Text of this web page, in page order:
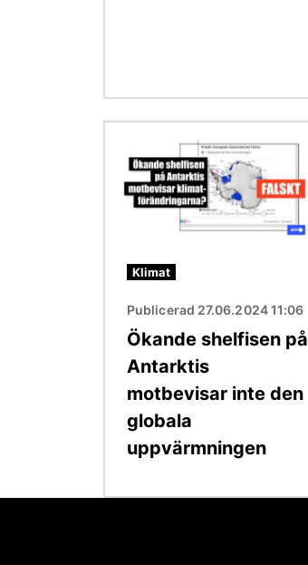
Klimat
Publicerad 27.06.2024 11:06
Ökande shelfisen på
Antarktis
motbevisar inte den
globala
uppvärmningen